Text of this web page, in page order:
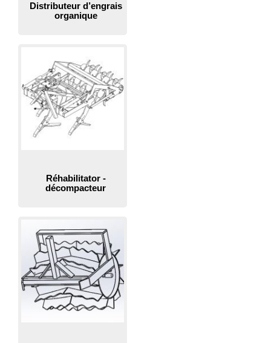
Distributeur d’engrais
organique
Réhabilitator -
décompacteur